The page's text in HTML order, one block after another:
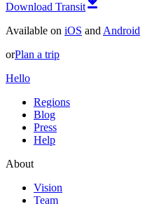
Download Transit
Available on iOS and Android
orPlan a trip
Hello
Regions
Blog
Press
Help
About
Vision
Team